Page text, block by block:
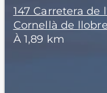
147 Carretera
Cornellà de
À 1,89 km